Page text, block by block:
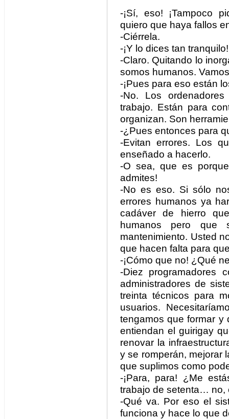
-¡Sí, eso! ¡Tampoco
quiero que haya fallos
-Ciérrela.
-¡Y lo dices tan tranquilo!
-Claro. Quitando lo
somos humanos.
-¡Pues para eso están
-No. Los
trabajo. Están para
organizan. Son
-¿Pues entonces para
-Evitan errores. Los
enseñado a hacerlo.
-O sea, que es
admites!
-No es eso. Si sólo
errores humanos ya
cadáver de hierro
humanos pero
mantenimiento. Usted
que hacen falta para
-¡Cómo que no! ¿Qué
-Diez programadores
administradores de
treinta técnicos para
usuarios.
tengamos que formar y
entiendan el guirigay
renovar la
y se romperán, mejorar
que suplimos como
-¡Para, para! ¿Me
trabajo de setenta… no,
-Qué va. Por eso el
funciona y hace lo que